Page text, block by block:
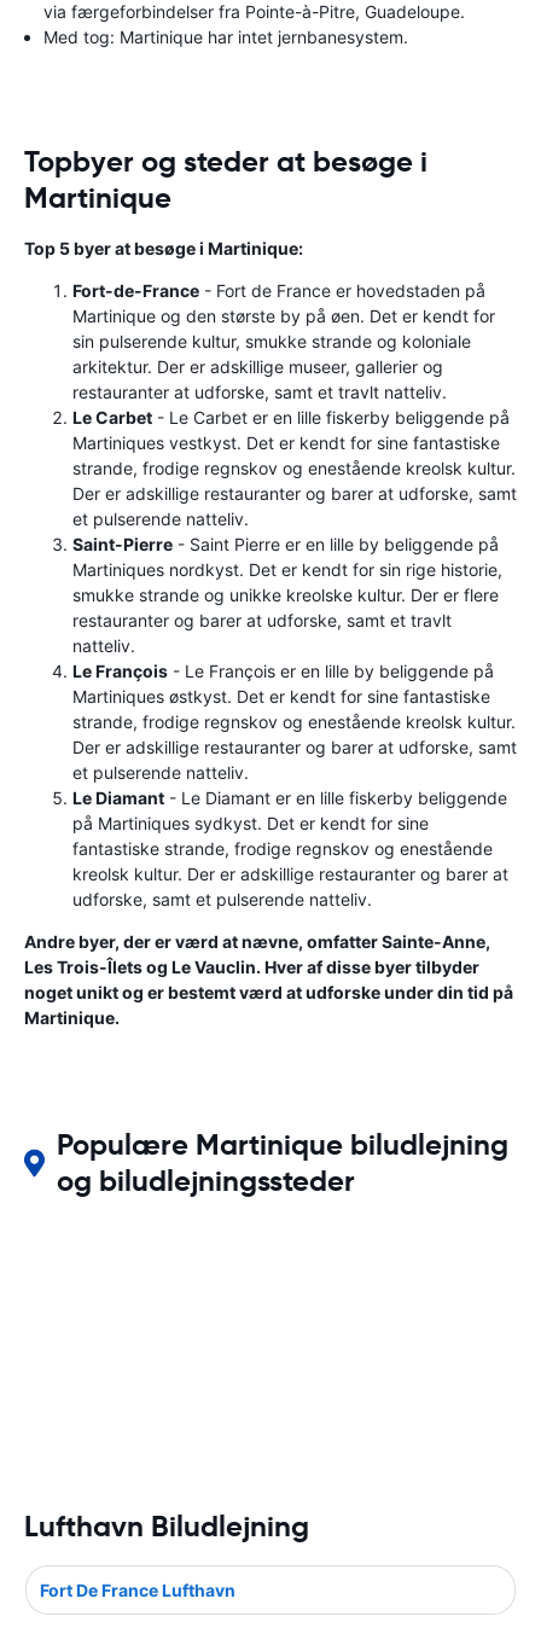
via færgeforbindelser fra Pointe-à-Pitre, Guadeloupe.
Med tog: Martinique har intet jernbanesystem.
Topbyer og steder at besøge i
Martinique
Top 5 byer at besøge i Martinique:
Fort-de-France - Fort de France er hovedstaden på
Martinique og den største by på øen. Det er kendt for
sin pulserende kultur, smukke strande og koloniale
arkitektur. Der er adskillige museer, gallerier og
restauranter at udforske, samt et travlt natteliv.
Le Carbet - Le Carbet er en lille fiskerby beliggende på
Martiniques vestkyst. Det er kendt for sine fantastiske
strande, frodige regnskov og enestående kreolsk kultur.
Der er adskillige restauranter og barer at udforske, samt
et pulserende natteliv.
Saint-Pierre - Saint Pierre er en lille by beliggende på
Martiniques nordkyst. Det er kendt for sin rige historie,
smukke strande og unikke kreolske kultur. Der er flere
restauranter og barer at udforske, samt et travlt
natteliv.
Le François - Le François er en lille by beliggende på
Martiniques østkyst. Det er kendt for sine fantastiske
strande, frodige regnskov og enestående kreolsk kultur.
Der er adskillige restauranter og barer at udforske, samt
et pulserende natteliv.
Le Diamant - Le Diamant er en lille fiskerby beliggende
på Martiniques sydkyst. Det er kendt for sine
fantastiske strande, frodige regnskov og enestående
kreolsk kultur. Der er adskillige restauranter og barer at
udforske, samt et pulserende natteliv.
Andre byer, der er værd at nævne, omfatter Sainte-Anne,
Les Trois-Îlets og Le Vauclin. Hver af disse byer tilbyder
noget unikt og er bestemt værd at udforske under din tid på
Martinique.
Populære Martinique biludlejning
og biludlejningssteder
Lufthavn Biludlejning
Fort De France Lufthavn